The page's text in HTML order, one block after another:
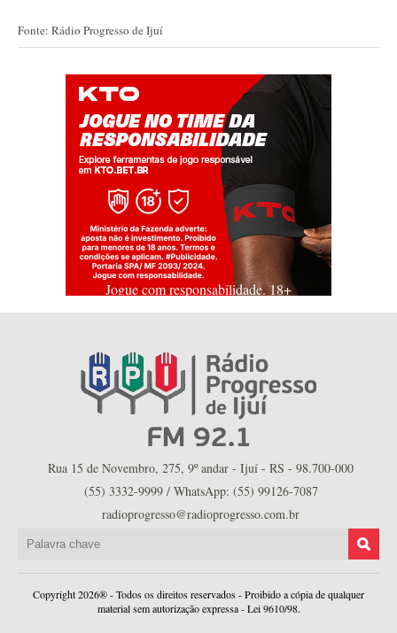
Fonte: Rádio Progresso de Ijuí
Jogue com responsabilidade. 18+
Rua 15 de Novembro, 275, 9º andar - Ijuí - RS - 98.700-000
(55) 3332-9999 / WhatsApp: (55) 99126-7087
radioprogresso@radioprogresso.com.br
Copyright 2026® - Todos os direitos reservados - Proibido a cópia de qualquer
material sem autorização expressa - Lei 9610/98.